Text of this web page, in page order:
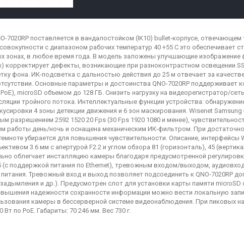
7020RP поставляется в вандалостойком (IK10) bullet-корпусе,
с диапазоном рабочих температур 40 +55 C это обеспечивает
зонах, в любое время года. В модель заложены улучшающие изображение
корректирует дефекты, возникающие при разноконтрастном освещении
фона. ИК-подсветка с дальностью действия до 25 м отвечает за
Основные параметры и достоинства QNO-7020RP поддерживает
microSD объемом до 128 ГБ. Снизить нагрузку на видеорегистратор/
тройного потока. Интеллектуальные функции устройства:
4 зоны детекции движения и 6 зон маскирования. Wisenet Samsung
разрешением 2592 1520 20 Fps (30 Fps 1920 1080 и менее),
работы день/ночь и оснащена механическим ИК-фильтром. При
убирается для повышения чувствительности. Описание, интерфейсы
3.6 мм с апертурой F2.2 и углом обзора 81 (горизонталь), 45
облегчает инсталляцию камеры благодаря предусмотренной
(с поддержкой питания по Ethernet), тревожным входом/выходом,
Тревожный вход и выход позволяет подсоединить к QNO-7020RP
и др.). Предусмотрен слот для установки карты памяти
надежности сохранности информации можно вести локальную
камеры в бессерверной системе видеонаблюдения. При пиковых
Вт по PoE. Габариты: 70 246 мм. Вес 730 г.